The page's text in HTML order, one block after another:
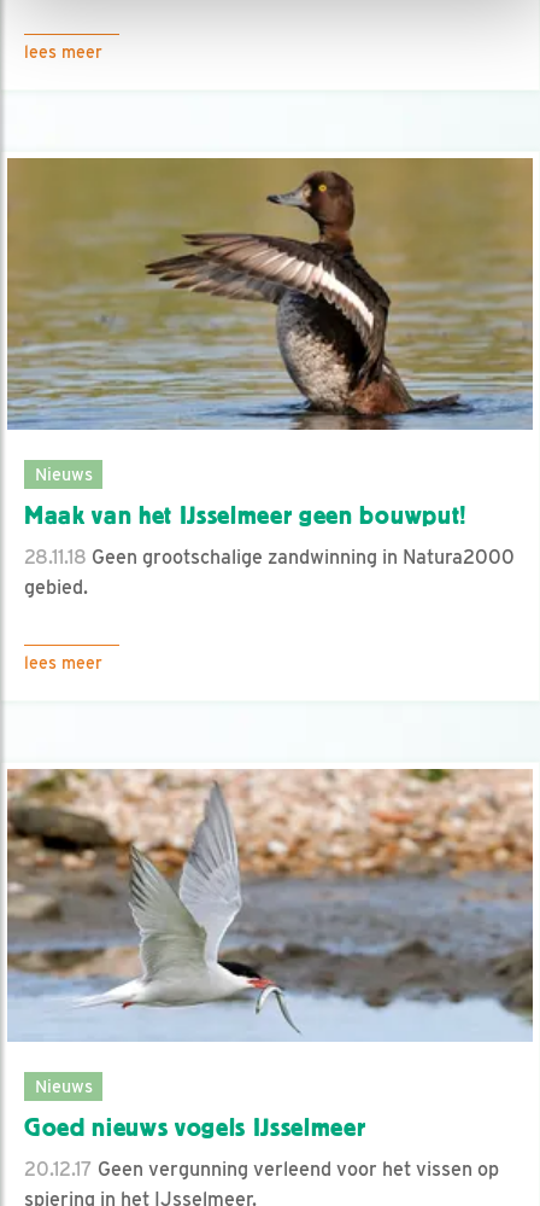
lees meer
Nieuws
Maak van het IJsselmeer geen bouwput!
28.11.18 Geen grootschalige zandwinning in Natura2000
gebied.
lees meer
Nieuws
Goed nieuws vogels IJsselmeer
20.12.17 Geen vergunning verleend voor het vissen op
spiering in het IJsselmeer.